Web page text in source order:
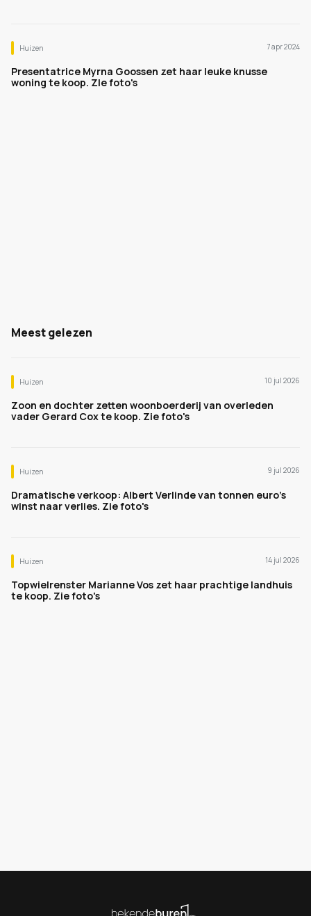
Huizen 7 apr 2024
Presentatrice Myrna Goossen zet haar leuke knusse
woning te koop. ZIe foto's
Meest gelezen
Huizen 10 jul 2026
Zoon en dochter zetten woonboerderij van overleden
vader Gerard Cox te koop. Zie foto's
Huizen 9 jul 2026
Dramatische verkoop: Albert Verlinde van tonnen euro's
winst naar verlies. Zie foto's
Huizen 14 jul 2026
Topwielrenster Marianne Vos zet haar prachtige landhuis
te koop. Zie foto's